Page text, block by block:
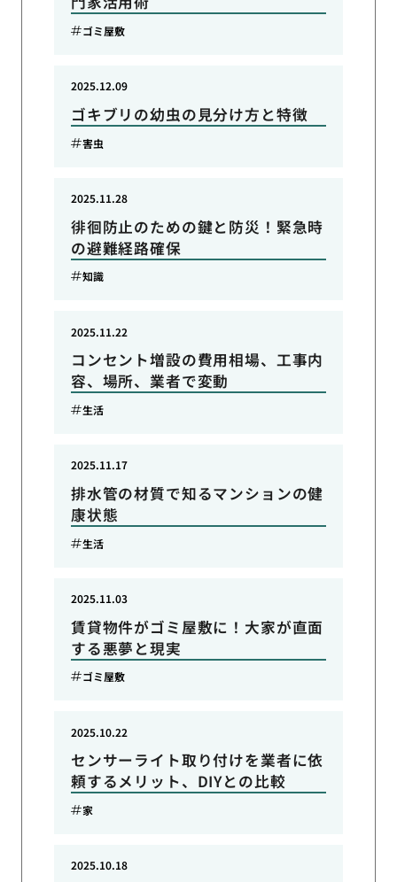
ゴミ屋敷
ゴキブリの幼虫の見分け方と特徴
2025.12.09
害虫
徘徊防止のための鍵と防災！緊急時
の避難経路確保
2025.11.28
知識
コンセント増設の費用相場、工事内
容、場所、業者で変動
2025.11.22
生活
排水管の材質で知るマンションの健
康状態
2025.11.17
生活
賃貸物件がゴミ屋敷に！大家が直面
する悪夢と現実
2025.11.03
ゴミ屋敷
センサーライト取り付けを業者に依
頼するメリット、DIYとの比較
2025.10.22
家
2025.10.18